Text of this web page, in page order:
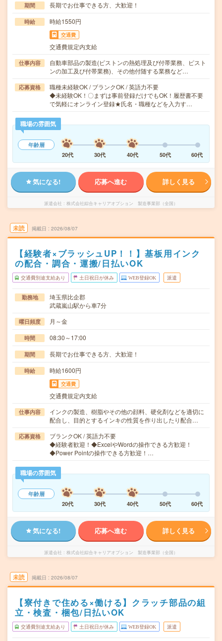
期間 長期でお仕事できる方、大歓迎！
時給 時給1550円
交通費
交通費規定内支給
仕事内容
自動車部品の製造(ピストンの熱処理及び付帯業務、ピスト
ンの加工及び付帯業務)、その他付随する業務など…
応募資格
職種未経験OK / ブランクOK / 英語力不要
◆未経験OK！〇まずは事前登録だけでもOK！履歴書不要
で気軽にオンライン登録★氏名・職種などを入力す…
職場の雰囲気
年齢層
20代
30代 40代 50代 60代
気になる! 応募へ進む 詳しく見る
派遣会社 株式会社綜合キャリアオプション 製造事業部（全国）
未読 掲載日 2026/08/07
【経験者×ブラッシュUP！！】基板用インク
の配合・調合・運搬/日払いOK
交通費別途支給あり 土日祝日が休み WEB登録OK 派遣
勤務地
埼玉県比企郡
武蔵嵐山駅から車7分
曜日頻度 月～金
時間 08:30～17:00
期間 長期でお仕事できる方、大歓迎！
時給 時給1600円
交通費
交通費規定内支給
仕事内容
インクの製造、樹脂やその他の顔料、硬化剤などを適切に
配合し、目的とするインキの性質を作り出したり配合…
応募資格
ブランクOK / 英語力不要
◆経験者歓迎！◆ExcelやWordの操作できる方歓迎！
◆Power Pointの操作できる方歓迎！…
職場の雰囲気
年齢層
20代
30代 40代 50代 60代
気になる! 応募へ進む 詳しく見る
派遣会社 株式会社綜合キャリアオプション 製造事業部（全国）
未読 掲載日 2026/08/07
【寮付きで住める×働ける】クラッチ部品の組
立・検査・梱包/日払いOK
交通費別途支給あり 土日祝日が休み WEB登録OK 派遣